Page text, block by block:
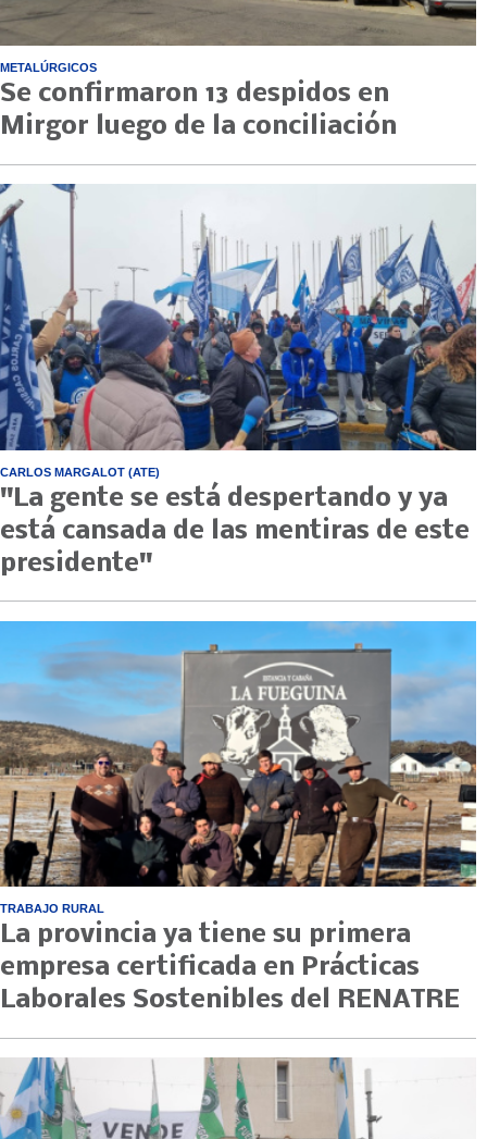
METALÚRGICOS
Se confirmaron 13 despidos en
Mirgor luego de la conciliación
CARLOS MARGALOT (ATE)
"La gente se está despertando y ya
está cansada de las mentiras de este
presidente"
TRABAJO RURAL
La provincia ya tiene su primera
empresa certificada en Prácticas
Laborales Sostenibles del RENATRE